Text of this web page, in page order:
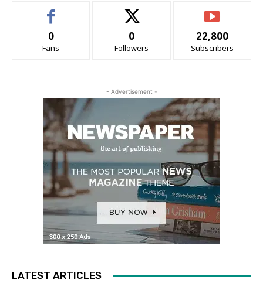
0
Fans
0
Followers
22,800
Subscribers
- Advertisement -
LATEST ARTICLES